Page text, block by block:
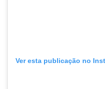
Ver esta publicação no